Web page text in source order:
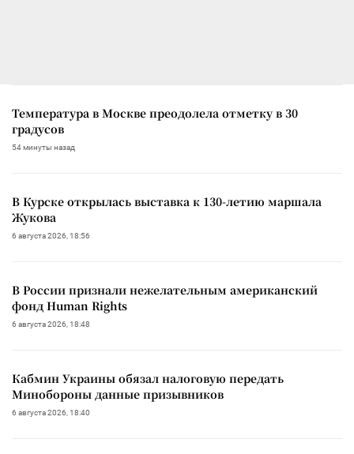
Температура в Москве преодолела отметку в 30
градусов
54 минуты назад
В Курске открылась выставка к 130-летию маршала
Жукова
6 августа 2026, 18:56
В России признали нежелательным американский
фонд Human Rights
6 августа 2026, 18:48
Кабмин Украины обязал налоговую передать
Минобороны данные призывников
6 августа 2026, 18:40